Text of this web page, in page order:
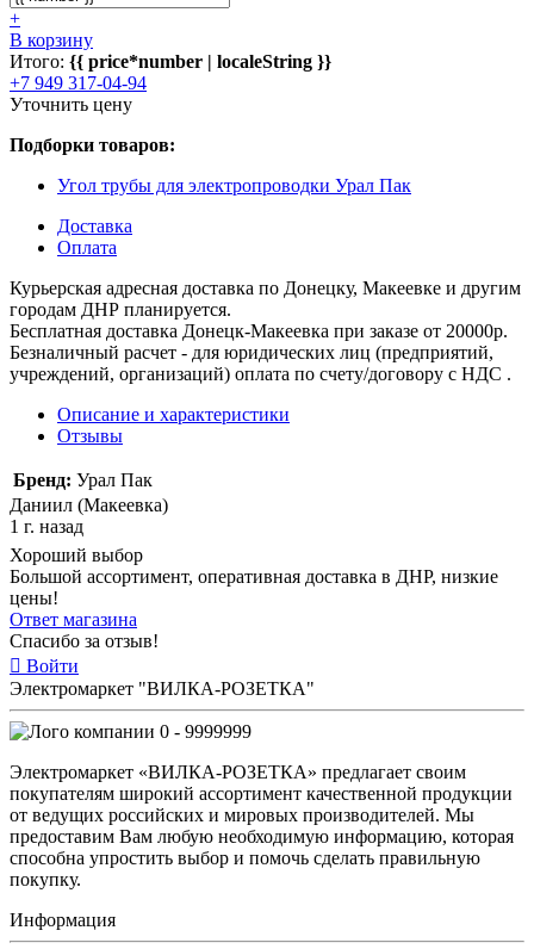
+
В корзину
Итого: {{ price*number | localeString }}
+7 949 317-04-94
Уточнить цену
Подборки товаров:
Угол трубы для электропроводки Урал Пак
Доставка
Оплата
Курьерская адресная доставка по Донецку, Макеевке и другим
городам ДНР планируется.
Бесплатная доставка Донецк-Макеевка при заказе от 20000р.
Безналичный расчет - для юридических лиц (предприятий,
учреждений, организаций) оплата по счету/договору с НДС .
Описание и характеристики
Отзывы
Бренд: Урал Пак
Даниил (Макеевка)
1 г. назад
Хороший выбор
Большой ассортимент, оперативная доставка в ДНР, низкие
цены!
Ответ магазина
Спасибо за отзыв!
Войти
Электромаркет "ВИЛКА-РОЗЕТКА"
0 - 9999999
Электромаркет «ВИЛКА-РОЗЕТКА» предлагает своим
покупателям широкий ассортимент качественной продукции
от ведущих российских и мировых производителей. Мы
предоставим Вам любую необходимую информацию, которая
способна упростить выбор и помочь сделать правильную
покупку.
Информация